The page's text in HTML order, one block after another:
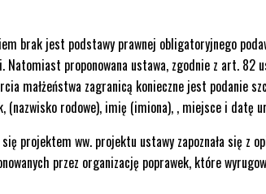
brak jest podstawy prawnej obligatoryjnego
Natomiast proponowana ustawa, zgodnie z art. 82
małżeństwa zagranicą konieczne jest podanie
(nazwisko rodowe), imię (imiona), , miejsce i datę
projektem ww. projektu ustawy zapoznała się z
przez organizację poprawek, które